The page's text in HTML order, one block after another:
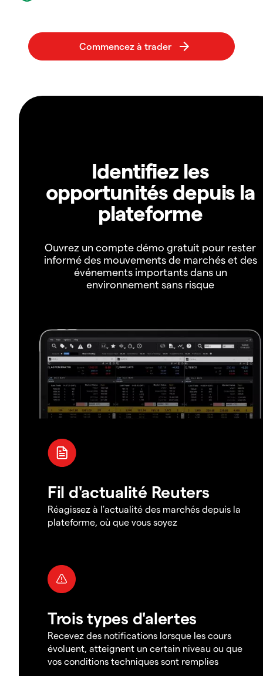
Identifiez les
opportunités depuis la
plateforme
Ouvrez un compte démo gratuit pour rester
informé des mouvements de marchés et des
événements importants dans un
environnement sans risque
Fil d'actualité Reuters
Réagissez à l'actualité des marchés depuis la
plateforme, où que vous soyez
Trois types d'alertes
Recevez des notifications lorsque les cours
évoluent, atteignent un certain niveau ou que
vos conditions techniques sont remplies